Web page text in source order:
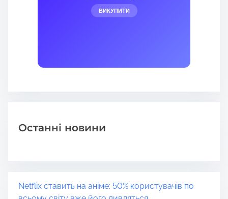
ВИКУПИТИ
Останні новини
Netflix ставить на аніме: 50% користувачів по